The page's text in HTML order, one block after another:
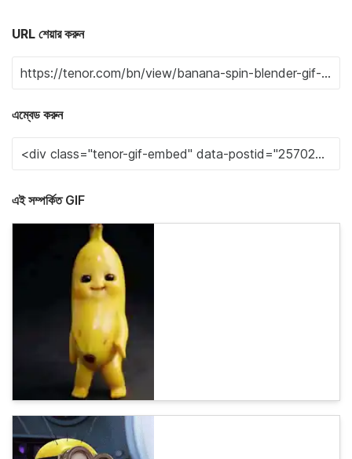
URL শেয়ার করুন
এম্বেড করুন
এই সম্পর্কিত GIF